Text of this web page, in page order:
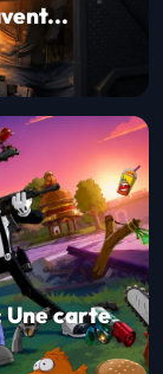
Une carte